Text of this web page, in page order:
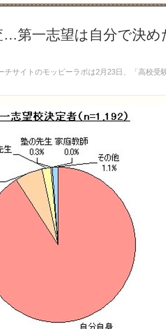
第一志望は自分で決め
サイトのモッピーラボは2月23日、「高校受